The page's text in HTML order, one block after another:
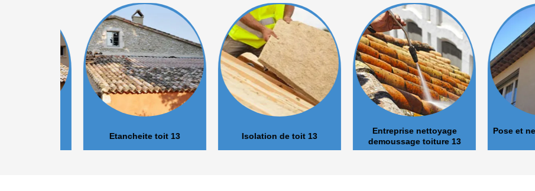
Etancheite toit 13 Isolation de toit 13
Entreprise nettoyage
demoussage toiture 13
Pose et